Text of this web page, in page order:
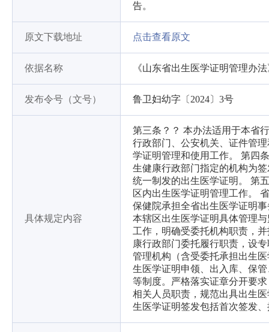
告。
原文下载地址 点击查看原文
依据名称 《山东省出生医学证明管理办
发布令号（文号） 鲁卫妇幼字〔2024〕3号
具体规定内容
第三条？？ 本办法适用于本省
行政部门、公安机关、证件管
学证明管理和使用工作。 第四
生健康行政部门指定的机构为
统一制发的出生医学证明。 第
区内出生医学证明管理工作。
保健院承担全省出生医学证明
本辖区出生医学证明具体管理
工作，明确受委托机构职责，
康行政部门委托履行职责，设
管理机构（含受委托承担出生
生医学证明申领、出入库、保
等制度。严格落实证章分开要
相关人员职责，规范出具出生
生医学证明签发包括首次签发